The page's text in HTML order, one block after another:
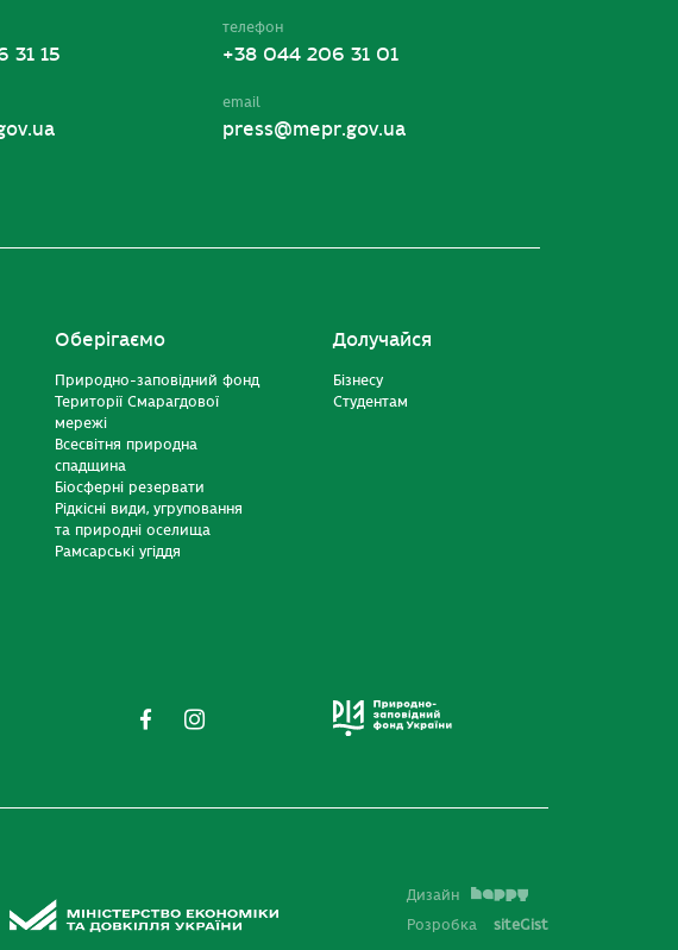
31 15
телефон
+38 044 206 31 01
email
press@mepr.gov.ua
Оберігаємо
Природно-заповідний фонд
Території Смарагдової
мережі
Всесвітня природна
спадщина
Біосферні резервати
Рідкісні види, угруповання
та природні оселища
Рамсарські угіддя
Долучайся
Бізнесу
Студентам
Дизайн
Розробка
siteGist